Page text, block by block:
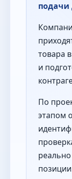
подачи
товара
и
По
этапом